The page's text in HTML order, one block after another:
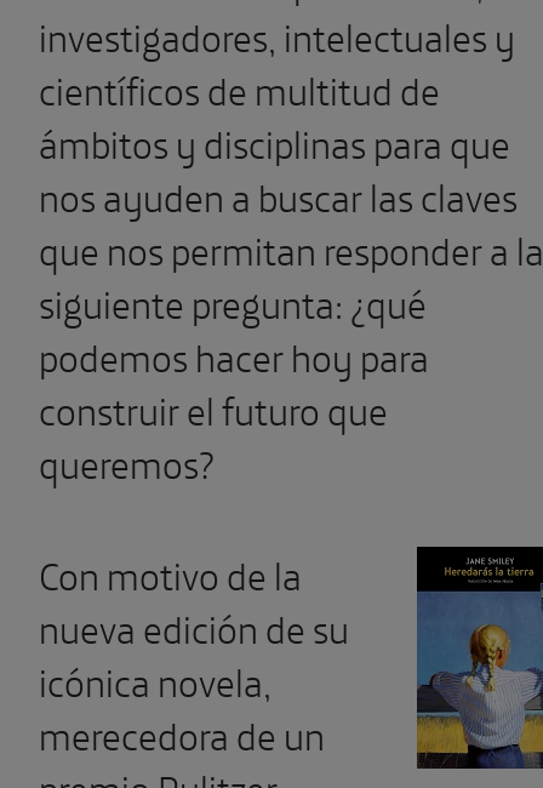
investigadores, intelectuales y
científicos de multitud de
ámbitos y disciplinas para que
nos ayuden a buscar las claves
que nos permitan responder a la
siguiente pregunta: ¿qué
podemos hacer hoy para
construir el futuro que
queremos?
Con motivo de la
nueva edición de su
icónica novela,
merecedora de un